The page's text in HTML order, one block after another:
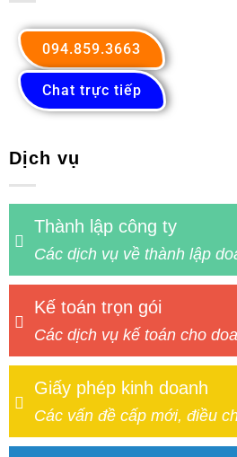
094.859.3663
Chat trực tiếp
Dịch vụ
Thành lập công ty
Các dịch vụ về thành lập
Kế toán trọn gói
Các dịch vụ kế toán cho
Giấy phép kinh doanh
Các vấn đề cấp mới, điều